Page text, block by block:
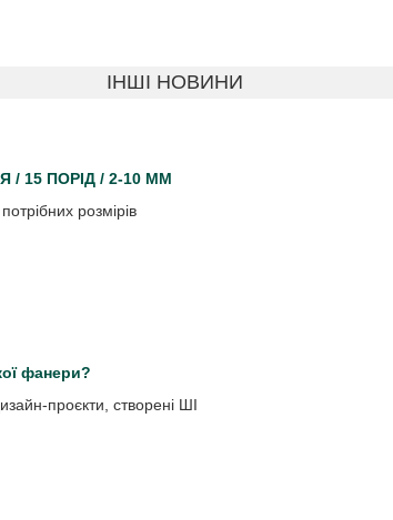
ІНШІ НОВИНИ
15 ПОРІД / 2-10 ММ
розмірів
фанери?
проєкти, створені ШІ